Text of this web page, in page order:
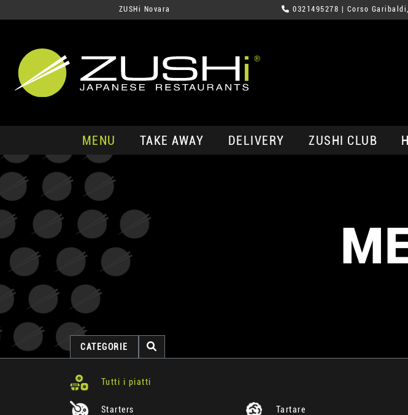
ZUSHi Novara 0321495278 | Corso
MENU TAKE AWAY DELIVERY ZUSHI CLUB
CATEGORIE
Tutti i piatti
Starters Tartare